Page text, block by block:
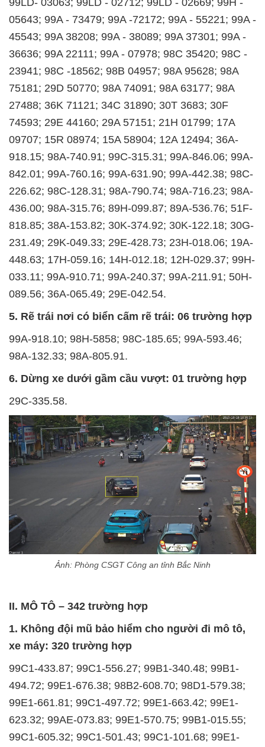
99LD- 03063; 99LD - 02712; 99LD - 02669; 99H -
05643; 99A - 73479; 99A -72172; 99A - 55221; 99A -
45543; 99A 38208; 99A - 38089; 99A 37301; 99A -
36636; 99A 22111; 99A - 07978; 98C 35420; 98C -
23941; 98C -18562; 98B 04957; 98A 95628; 98A
75181; 29D 50770; 98A 74091; 98A 63177; 98A
27488; 36K 71121; 34C 31890; 30T 3683; 30F
74593; 29E 44160; 29A 57151; 21H 01799; 17A
09707; 15R 08974; 15A 58904; 12A 12494; 36A-
918.15; 98A-740.91; 99C-315.31; 99A-846.06; 99A-
842.01; 99A-760.16; 99A-631.90; 99A-442.38; 98C-
226.62; 98C-128.31; 98A-790.74; 98A-716.23; 98A-
436.00; 98A-315.76; 89H-099.87; 89A-536.76; 51F-
818.85; 38A-153.82; 30K-374.92; 30K-122.18; 30G-
231.49; 29K-049.33; 29E-428.73; 23H-018.06; 19A-
448.63; 17H-059.16; 14H-012.18; 12H-029.37; 99H-
033.11; 99A-910.71; 99A-240.37; 99A-211.91; 50H-
089.56; 36A-065.49; 29E-042.54.
5. Rẽ trái nơi có biển cấm rẽ trái: 06 trường hợp
99A-918.10; 98H-5858; 98C-185.65; 99A-593.46;
98A-132.33; 98A-805.91.
6. Dừng xe dưới gầm cầu vượt: 01 trường hợp
29C-335.58.
Ảnh: Phòng CSGT Công an tỉnh Bắc Ninh
II. MÔ TÔ – 342 trường hợp
1. Không đội mũ bảo hiểm cho người đi mô tô,
xe máy: 320 trường hợp
99C1-433.87; 99C1-556.27; 99B1-340.48; 99B1-
494.72; 99E1-676.38; 98B2-608.70; 98D1-579.38;
99E1-661.81; 99C1-497.72; 99E1-663.42; 99E1-
623.32; 99AE-073.83; 99E1-570.75; 99B1-015.55;
99C1-605.32; 99C1-501.43; 99C1-101.68; 99E1-